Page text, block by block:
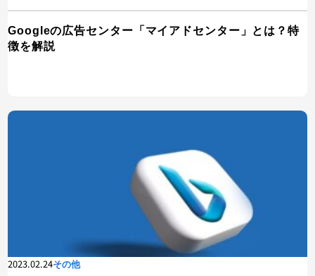
Googleの広告センター「マイアドセンター」とは？特
徴を解説
2023.02.24その他